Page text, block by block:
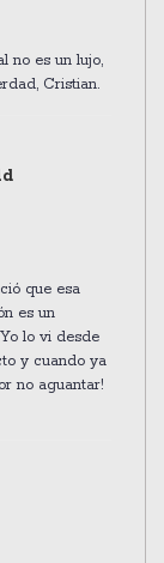
no es un lujo,
Cristian.
que esa
es un
lo vi desde
y cuando ya
no aguantar!